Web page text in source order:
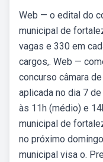
Web — o edital do
municipal de
vagas e 330 em
cargos,. Web —
concurso câmara
aplicada no dia 7
às 11h (médio) e
municipal de
no próximo
municipal visa o.